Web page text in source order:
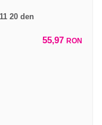
20 den
55,97 RON